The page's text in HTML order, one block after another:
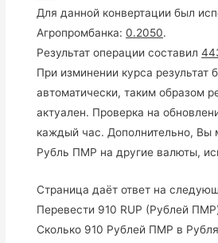
Для данной конвертации был
Агропромбанка:0.2050.
Результат операции составил
При изминении курса результат
автоматически, таким образом
актуален. Проверка на
каждый час. Дополнительно, Вы
Рубль ПМР на другие валюты,
Страница даёт ответ на
Перевести 910 RUP (Рублей
Сколько 910 Рублей ПМР в